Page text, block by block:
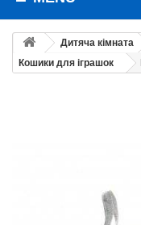
Дитяча кімната
Кошики для іграшок